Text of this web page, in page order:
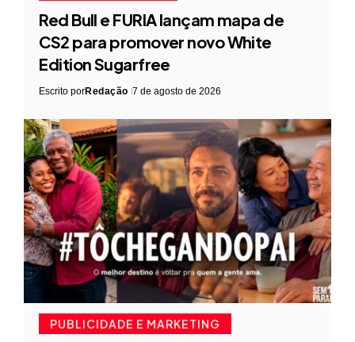
Red Bull e FURIA lançam mapa de
CS2 para promover novo White
Edition Sugarfree
Escrito porRedação 7 de agosto de 2026
PUBLICIDADE E MARKETING